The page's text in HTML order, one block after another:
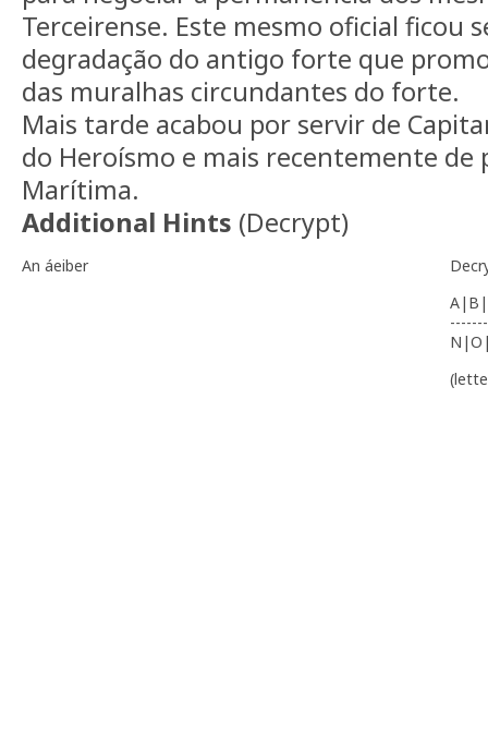
Terceirense. Este mesmo oficial ficou
degradação do antigo forte que
das muralhas circundantes do forte.
Mais tarde acabou por servir de
do Heroísmo e mais recentemente de
Marítima.
Additional Hints (Decrypt)
An áeiber